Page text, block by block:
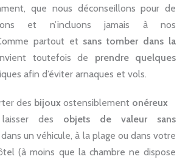
que nous déconseillons pour de
et n’incluons jamais à nos
partout et sans tomber dans la
toutefois de prendre quelques
afin d’éviter arnaques et vols.
des bijoux ostensiblement onéreux
des objets de valeur
sans
dans un véhicule, à la plage ou dans votre
(à moins que la chambre ne dispose